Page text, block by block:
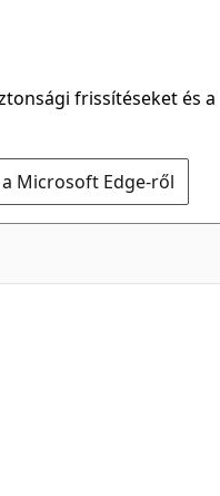
frissítéseket és a
Microsoft Edge-ről